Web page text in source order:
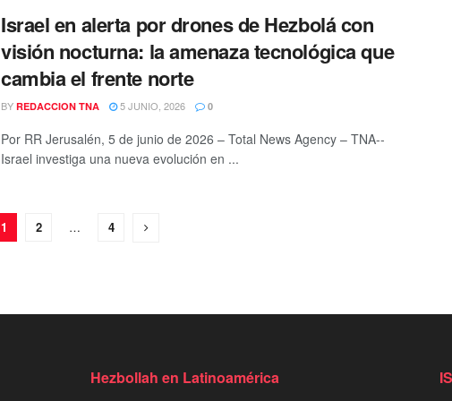
Israel en alerta por drones de Hezbolá con
visión nocturna: la amenaza tecnológica que
cambia el frente norte
BY REDACCION TNA 5 JUNIO, 2026 0
Por RR Jerusalén, 5 de junio de 2026 – Total News Agency – TNA--
Israel investiga una nueva evolución en ...
1 2 … 4
Hezbollah en Latinoamérica